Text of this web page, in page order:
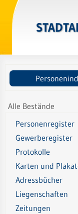
Alle Bestände
Personenregister
Gewerberegister
Protokolle
Karten und
Adressbücher
Liegenschaften
Zeitungen